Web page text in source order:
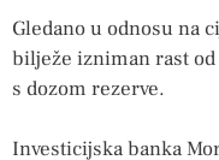
Gledano u odnosu na
bilježe izniman rast
s dozom rezerve.
Investicijska banka